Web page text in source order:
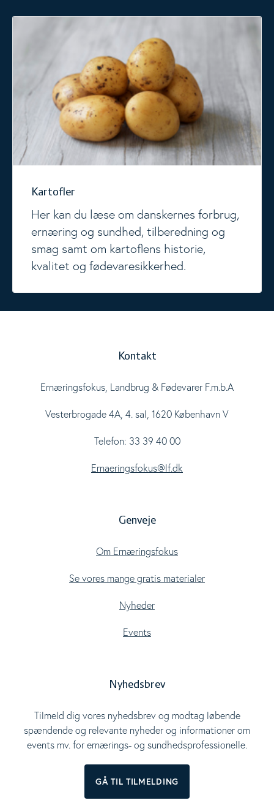
Kartofler
Her kan du læse om danskernes forbrug,
ernæring og sundhed, tilberedning og
smag samt om kartoflens historie,
kvalitet og fødevaresikkerhed.
Kontakt
Ernæringsfokus, Landbrug & Fødevarer F.m.b.A
Vesterbrogade 4A, 4. sal, 1620 København V
Telefon: 33 39 40 00
Ernaeringsfokus@lf.dk
Genveje
Om Ernæringsfokus
Se vores mange gratis materialer
Nyheder
Events
Nyhedsbrev
Tilmeld dig vores nyhedsbrev og modtag løbende
spændende og relevante nyheder og informationer om
events mv. for ernærings- og sundhedsprofessionelle.
GÅ TIL TILMELDING